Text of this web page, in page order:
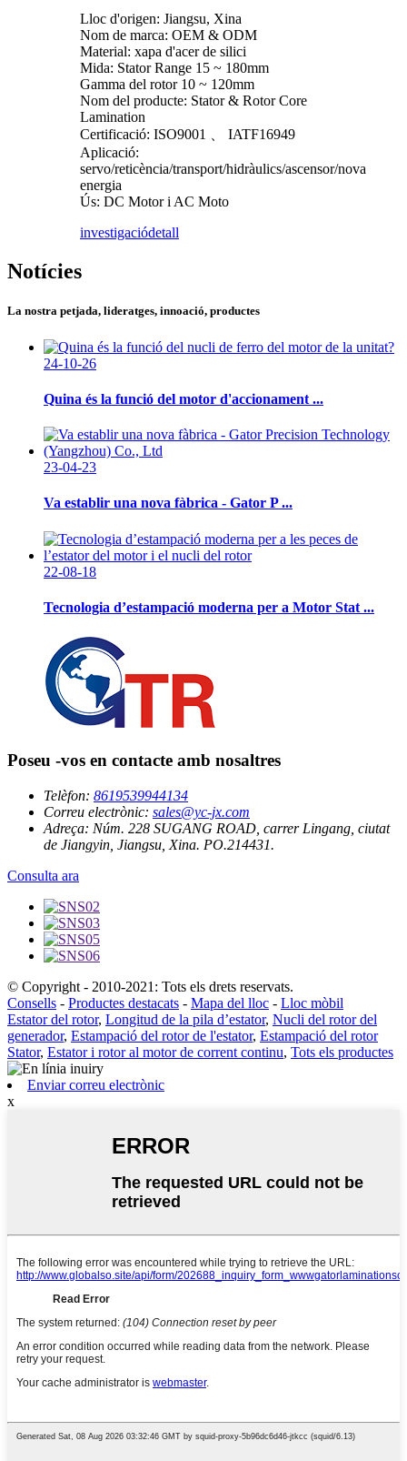
Lloc d'origen: Jiangsu, Xina
Nom de marca: OEM & ODM
Material: xapa d'acer de silici
Mida: Stator Range 15 ~ 180mm
Gamma del rotor 10 ~ 120mm
Nom del producte: Stator & Rotor Core
Lamination
Certificació: ISO9001 、 IATF16949
Aplicació:
servo/reticència/transport/hidràulics/ascensor/nova
energia
Ús: DC Motor i AC Moto
investigaciódetall
Notícies
La nostra petjada, lideratges, innoació, productes
24-10-26
Quina és la funció del motor d'accionament ...
23-04-23
Va establir una nova fàbrica - Gator P ...
22-08-18
Tecnologia d’estampació moderna per a Motor Stat ...
Poseu -vos en contacte amb nosaltres
Telèfon: 8619539944134
Correu electrònic: sales@yc-jx.com
Adreça: Núm. 228 SUGANG ROAD, carrer Lingang, ciutat
de Jiangyin, Jiangsu, Xina. PO.214431.
Consulta ara
© Copyright - 2010-2021: Tots els drets reservats.
Consells - Productes destacats - Mapa del lloc - Lloc mòbil
Estator del rotor, Longitud de la pila d’estator, Nucli del rotor del
generador, Estampació del rotor de l'estator, Estampació del rotor
Stator, Estator i rotor al motor de corrent continu, Tots els productes
Enviar correu electrònic
x